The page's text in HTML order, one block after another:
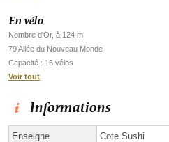
En vélo
Nombre d'Or, à 124 m
79 Allée du Nouveau Monde
Capacité : 16 vélos
Voir tout
Informations
Enseigne Cote Sushi